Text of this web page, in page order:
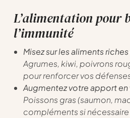
L’alimentation pour
l’immunité
Misez sur les aliments
Agrumes, kiwi, poivrons
pour renforcer vos
Augmentez votre apport en
Poissons gras (saumon,
compléments si